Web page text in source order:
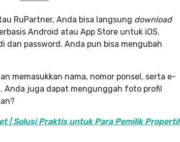
RuPartner, Anda bisa langsung download
Android atau App Store untuk iOS.
dan password. Anda pun bisa mengubah
memasukkan nama, nomor ponsel, serta e-
Anda juga dapat mengunggah foto profil
| Solusi Praktis untuk Para Pemilik Properti!